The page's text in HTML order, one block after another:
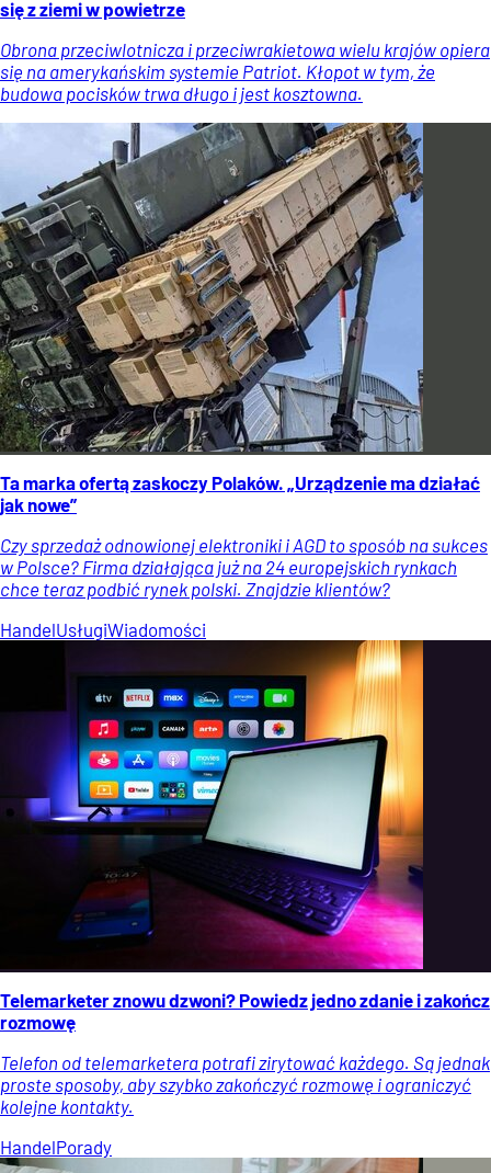
się z ziemi w powietrze
Obrona przeciwlotnicza i przeciwrakietowa wielu krajów opiera
się na amerykańskim systemie Patriot. Kłopot w tym, że
budowa pocisków trwa długo i jest kosztowna.
Ta marka ofertą zaskoczy Polaków. „Urządzenie ma działać
jak nowe”
Czy sprzedaż odnowionej elektroniki i AGD to sposób na sukces
w Polsce? Firma działająca już na 24 europejskich rynkach
chce teraz podbić rynek polski. Znajdzie klientów?
HandelUsługiWiadomości
Telemarketer znowu dzwoni? Powiedz jedno zdanie i zakończ
rozmowę
Telefon od telemarketera potrafi zirytować każdego. Są jednak
proste sposoby, aby szybko zakończyć rozmowę i ograniczyć
kolejne kontakty.
HandelPorady